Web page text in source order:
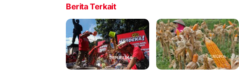
Berita Terkait